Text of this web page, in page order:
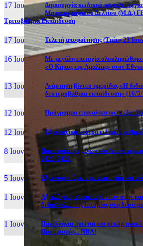
17 Ιουν, 26
Δημιουργία κωδικού ασφαλείας
Μηχανογραφικού Δελτίου (Μ.Δ.)
Τριτοβάθμια Εκπαίδευση
17 Ιουν, 26 Τελετή αποφοίτησης (Τρίτη 23
16 Ιουν, 26
Με μεγάλη επιτυχία
«Ο Κήπος της Αμαλίας» στον
13 Ιουν, 26
Ανάρτηση βίντεο ημερίδας «Η
δευτεροβάθμια εκπαίδευση» (16/
12 Ιουν, 26 Πρόγραμμα επαναληπτικών
12 Ιουν, 26 Εξεταστικά κέντρα ειδικών
8 Ιουν, 26
Παρουσίαση ομίλων και
2025-2026
5 Ιουν, 26 Εξέταση ατόμων με αναπηρία και
1 Ιουν, 26
Αξιολόγηση συμμετεχόντων στην
διδασκαλία της Ιστορίας στη
1 Ιουν, 26
Πανελλήνια πρωτιά και ρεκόρ
Προορισμός... NBA!